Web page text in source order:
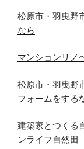
松原市・羽曳野
なら
マンションリノ
松原市・羽曳野
フォームをする
建築家とつくる
ンライフ自然田